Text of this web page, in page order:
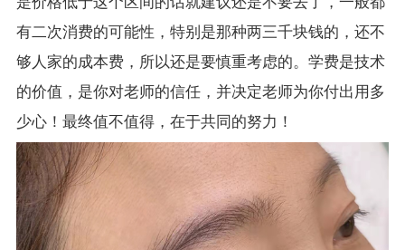
有二次消费的可能性，特别是那种两三千块钱的，还不
够人家的成本费，所以还是要慎重考虑的。学费是技术
的价值，是你对老师的信任，并决定老师为你付出用多
少心！最终值不值得，在于共同的努力！